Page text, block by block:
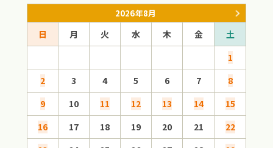
2026年8月
日 月 火 水 木 金
土
1
2
3 4 5 6 7
8
9
10 11 12 13 14
15
16
17 18 19 20 21
22